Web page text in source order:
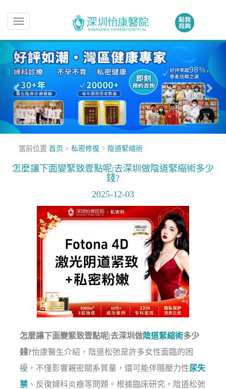
Toggle
navigation
當前位置:首页 > 私密修復 > 陰道緊縮術
怎麼讓下面變緊致壹點呢|去深圳做陰道緊縮術多少
錢?
2025-12-03
怎麼讓下面變緊致壹點呢|去深圳做陰道緊縮術多少
錢?怡康醫生介紹，陰道松弛是許多女性面臨的困
擾，不僅影響親密關系質量，還可能伴隨壓力性尿失
禁 、反復婦科炎癥等問題。根據臨床研究，陰道松弛